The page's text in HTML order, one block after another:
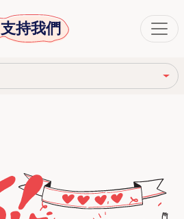
支持我們
捐款
捐贈5x1000